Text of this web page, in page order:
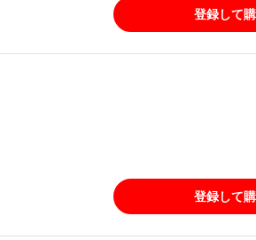
登録して
登録して